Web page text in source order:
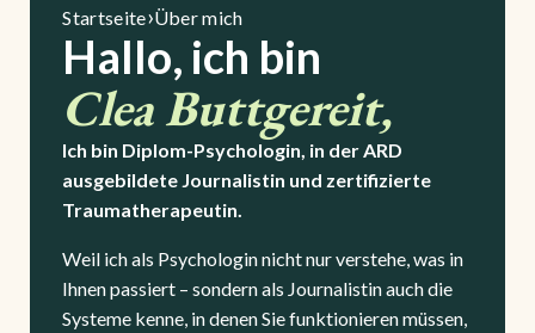
Startseite›Über mich
Hallo, ich bin
Clea Buttgereit,
Ich bin Diplom-Psychologin, in der ARD
ausgebildete Journalistin und zertifizierte
Traumatherapeutin.
Weil ich als Psychologin nicht nur verstehe, was in
Ihnen passiert – sondern als Journalistin auch die
Systeme kenne, in denen Sie funktionieren müssen,